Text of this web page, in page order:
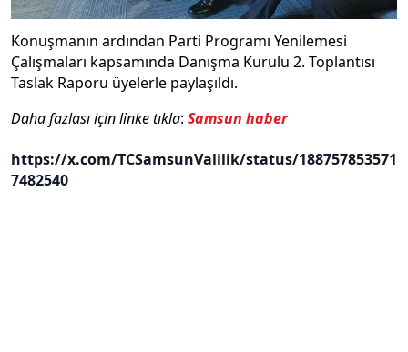
Konuşmanın ardından Parti Programı Yenilemesi
Çalışmaları kapsamında Danışma Kurulu 2. Toplantısı
Taslak Raporu üyelerle paylaşıldı.
Daha fazlası için linke tıkla: Samsun haber
https://x.com/TCSamsunValilik/status/188757853571
7482540